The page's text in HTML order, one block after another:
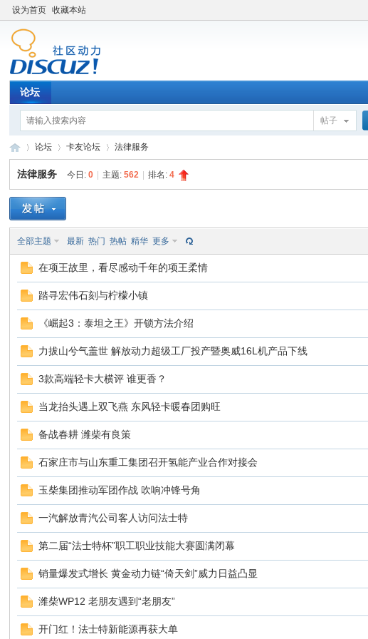
设为首页 收藏本站
论坛
帖子
»
论坛
›
卡友论坛 法律服务
法律服务 今日:0 主题:562 排名:4
全部主题 最新 热门 热帖 精华 更多
在项王故里，看尽感动千年的项王柔情
踏寻宏伟石刻与柠檬小镇
《崛起3：泰坦之王》开锁方法介绍
力拔山兮气盖世 解放动力超级工厂投产暨奥威16L机产品下线
3款高端轻卡大横评 谁更香？
当龙抬头遇上双飞燕 东风轻卡暖春团购旺
备战春耕 潍柴有良策
石家庄市与山东重工集团召开氢能产业合作对接会
玉柴集团推动军团作战 吹响冲锋号角
一汽解放青汽公司客人访问法士特
第二届“法士特杯”职工职业技能大赛圆满闭幕
销量爆发式增长 黄金动力链“倚天剑”威力日益凸显
潍柴WP12 老朋友遇到“老朋友”
开门红！法士特新能源再获大单